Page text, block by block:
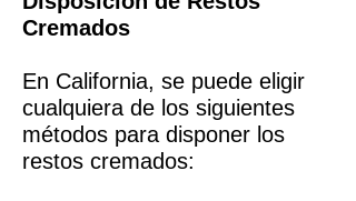
Cremados
En California, se puede eligir
cualquiera de los siguientes
métodos para disponer los
restos cremados: